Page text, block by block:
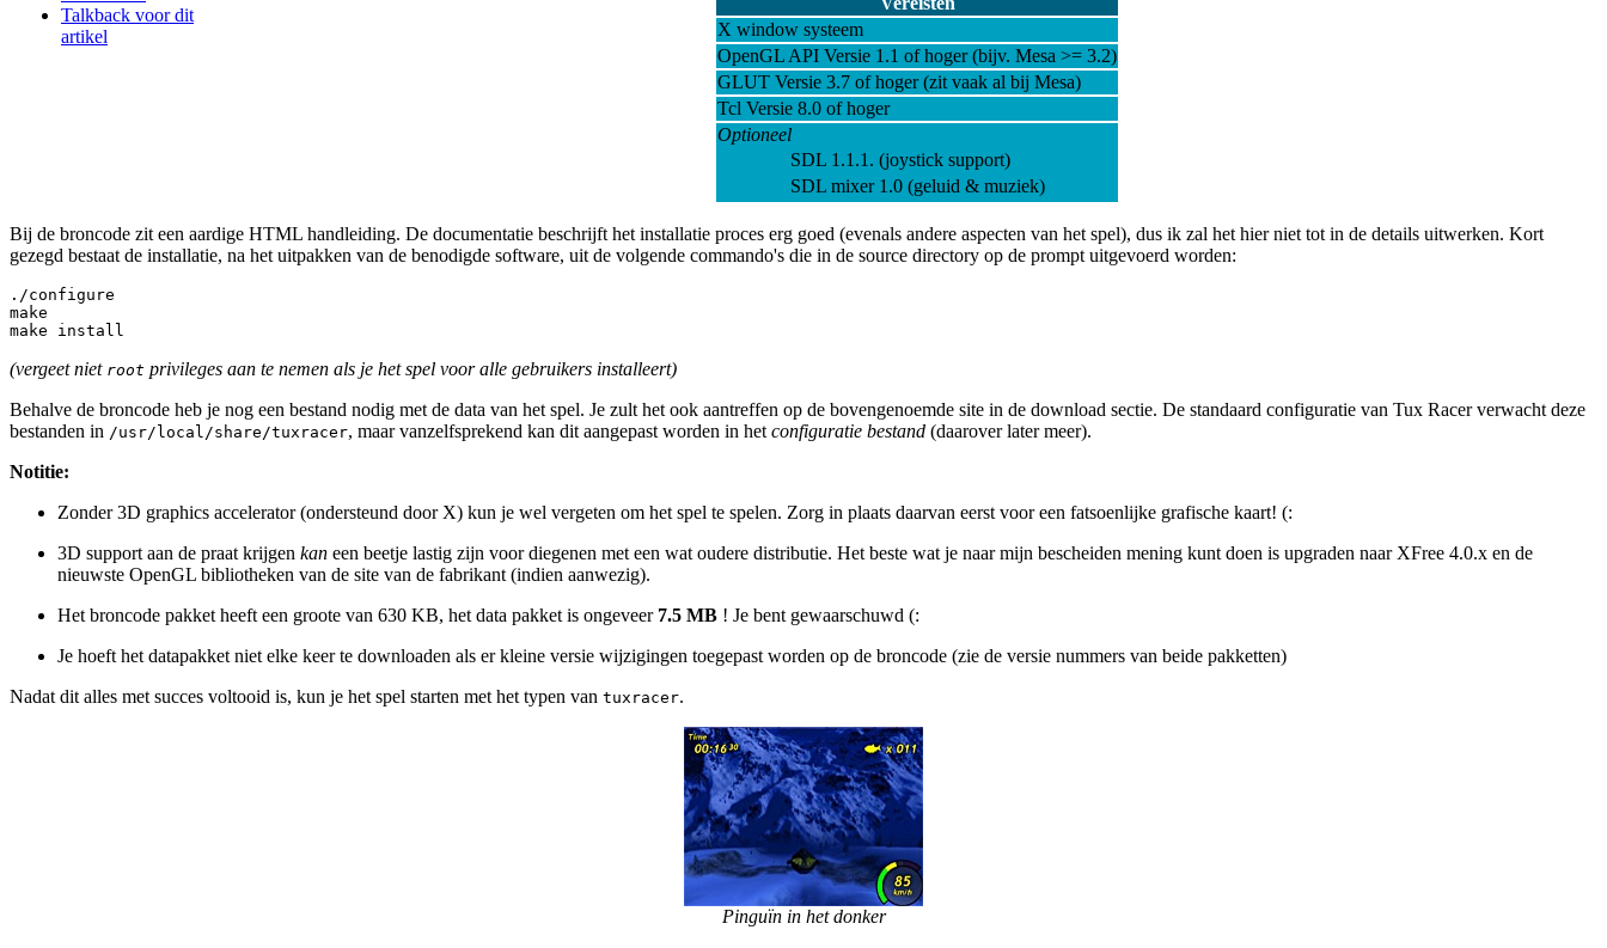
Talkback voor dit
artikel
X window systeem
OpenGL API Versie 1.1 of hoger (bijv. Mesa >= 3.2)
GLUT Versie 3.7 of hoger (zit vaak al bij Mesa)
Tcl Versie 8.0 of hoger
Optioneel
SDL 1.1.1. (joystick support)
SDL mixer 1.0 (geluid & muziek)
Bij de broncode zit een aardige HTML handleiding. De documentatie beschrijft het installatie proces erg goed (evenals andere aspecten van het spel), dus ik zal het hier niet tot in de details uitwerken. Kort
gezegd bestaat de installatie, na het uitpakken van de benodigde software, uit de volgende commando's die in de source directory op de prompt uitgevoerd worden:
./configure
make
make install
(vergeet niet root privileges aan te nemen als je het spel voor alle gebruikers installeert)
Behalve de broncode heb je nog een bestand nodig met de data van het spel. Je zult het ook aantreffen op de bovengenoemde site in de download sectie. De standaard configuratie van Tux Racer verwacht deze
bestanden in /usr/local/share/tuxracer, maar vanzelfsprekend kan dit aangepast worden in het configuratie bestand (daarover later meer).
Notitie:
Zonder 3D graphics accelerator (ondersteund door X) kun je wel vergeten om het spel te spelen. Zorg in plaats daarvan eerst voor een fatsoenlijke grafische kaart! (:
3D support aan de praat krijgen kan een beetje lastig zijn voor diegenen met een wat oudere distributie. Het beste wat je naar mijn bescheiden mening kunt doen is upgraden naar XFree 4.0.x en de
nieuwste OpenGL bibliotheken van de site van de fabrikant (indien aanwezig).
Het broncode pakket heeft een groote van 630 KB, het data pakket is ongeveer 7.5 MB ! Je bent gewaarschuwd (:
Je hoeft het datapakket niet elke keer te downloaden als er kleine versie wijzigingen toegepast worden op de broncode (zie de versie nummers van beide pakketten)
Nadat dit alles met succes voltooid is, kun je het spel starten met het typen van tuxracer.
Pinguïn in het donker